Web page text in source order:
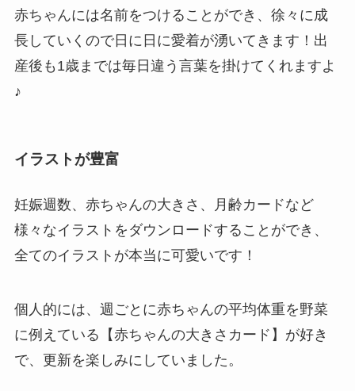
赤ちゃんには名前をつけることができ、徐々に成
長していくので日に日に愛着が湧いてきます！出
産後も1歳までは毎日違う言葉を掛けてくれますよ
♪
イラストが豊富
妊娠週数、赤ちゃんの大きさ、月齢カードなど
様々なイラストをダウンロードすることができ、
全てのイラストが本当に可愛いです！
個人的には、週ごとに赤ちゃんの平均体重を野菜
に例えている【赤ちゃんの大きさカード】が好き
で、更新を楽しみにしていました。